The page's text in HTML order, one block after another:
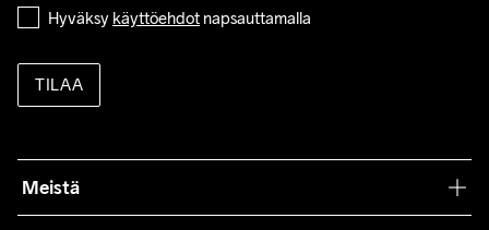
Hyväksy käyttöehdot napsauttamalla
TILAA
Meistä